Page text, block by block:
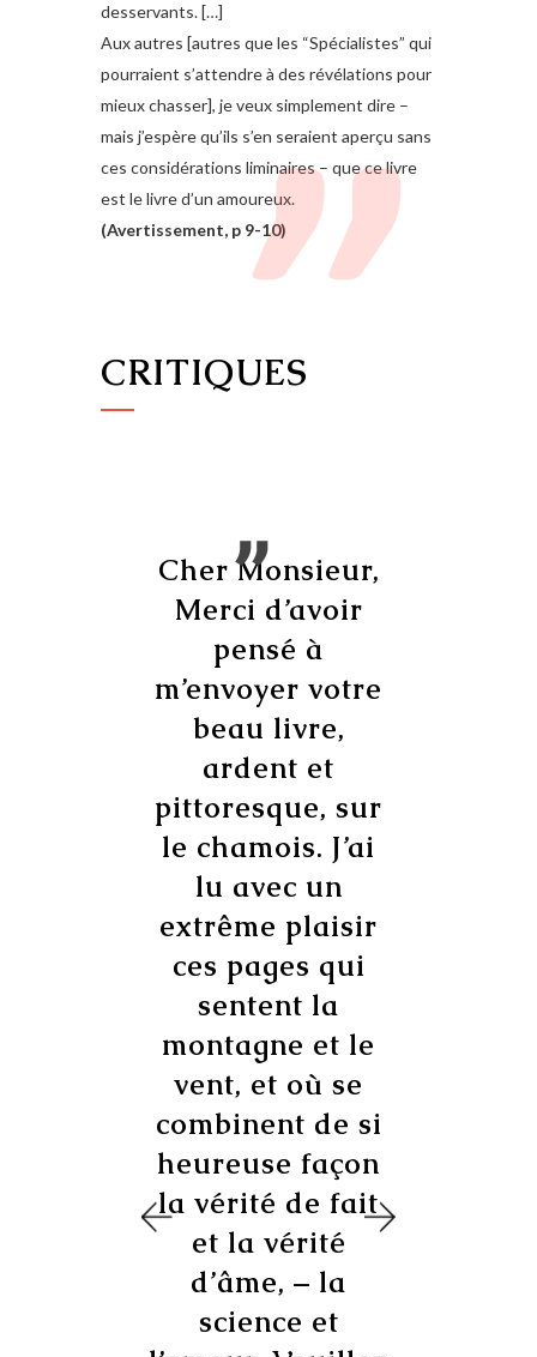
desservants. […]
Aux autres [autres que les “Spécialistes” qui
pourraient s’attendre à des révélations pour
mieux chasser], je veux simplement dire –
mais j’espère qu’ils s’en seraient aperçu sans
ces considérations liminaires – que ce livre
est le livre d’un amoureux.
(Avertissement, p 9-10)
CRITIQUES
Cher Monsieur,
Merci d’avoir
pensé à
m’envoyer votre
beau livre,
ardent et
pittoresque, sur
le chamois. J’ai
lu avec un
extrême plaisir
ces pages qui
sentent la
montagne et le
vent, et où se
combinent de si
heureuse façon
la vérité de fait
et la vérité
d’âme, – la
science et